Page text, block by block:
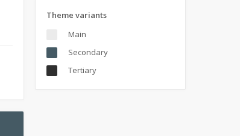
Theme variants
Main
Secondary
Tertiary